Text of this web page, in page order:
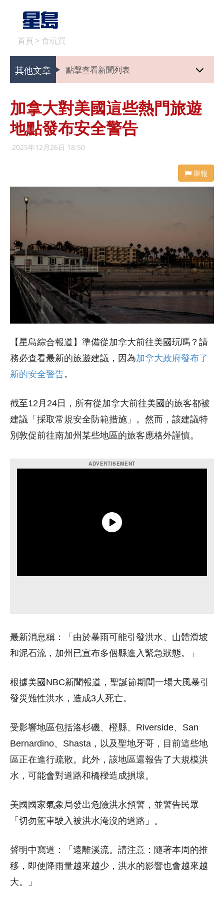
首頁 > 食玩買
其他文章 點擊查看新聞列表
加拿大對美國這些熱門旅遊
地點發布安全警告
2025年12月26日 18:50
舉報
【星島綜合報道】準備從加拿大前往美國玩嗎？請
務必查看最新的旅遊建議，因為加拿大政府發布了
新的安全警告。
截至12月24日，所有從加拿大前往美國的旅客都被
建議「採取常規安全防範措施」。然而，該建議特
別敦促前往南加州某些地區的旅客應格外謹慎。
最新消息稱：「由於暴雨可能引發洪水、山體滑坡
和泥石流，加州已宣布多個縣進入緊急狀態。」
根據美國NBC新聞報道，聖誕節期間一場大風暴引
發災難性洪水，造成3人死亡。
受影響地區包括洛杉磯、橙縣、Riverside、San
Bernardino、Shasta，以及聖地牙哥，目前這些地
區正在進行疏散。此外，該地區還報告了大規模洪
水，可能會對道路和橋樑造成損壞。
美國國家氣象局發出危險洪水預警，並警告民眾
「切勿駕車駛入被洪水淹沒的道路」。
聲明中寫道：「遠離溪流。請注意：隨著本周的推
移，即使降雨量越來越少，洪水的影響也會越來越
大。」